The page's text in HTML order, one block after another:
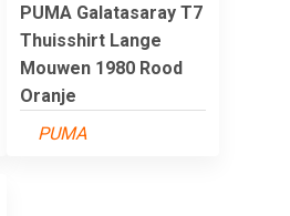
PUMA Galatasaray T7
Thuisshirt Lange
Mouwen 1980 Rood
Oranje
PUMA